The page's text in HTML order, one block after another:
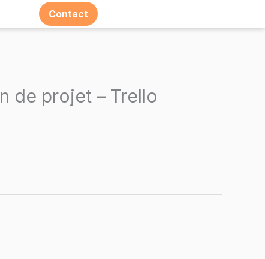
Contact
de projet – Trello